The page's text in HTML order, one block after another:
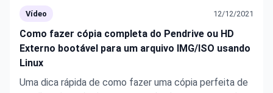
Vídeo 12/12/2021
Como fazer cópia completa do Pendrive ou HD
Externo bootável para um arquivo IMG/ISO usando
Linux
Uma dica rápida de como fazer uma cópia perfeita de